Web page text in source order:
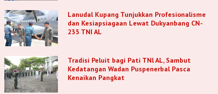
Lanudal Kupang Tunjukkan Profesionalisme
dan Kesiapsiagaan Lewat Dukyanbang CN-
235 TNI AL
Tradisi Peluit bagi Pati TNl AL, Sambut
Kedatangan Wadan Puspenerbal Pasca
Kenaikan Pangkat